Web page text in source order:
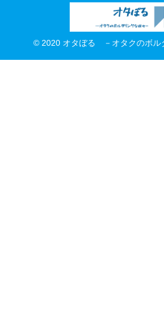
© 2020 オタぼる －オタクのボル